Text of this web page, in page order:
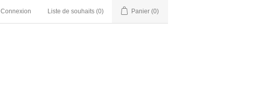
Connexion Liste de souhaits (0) Panier (0)